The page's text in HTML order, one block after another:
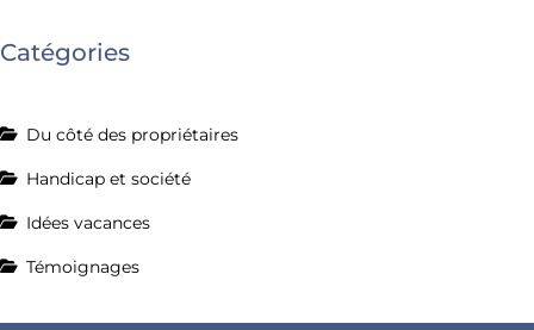
Catégories
Du côté des propriétaires
Handicap et société
Idées vacances
Témoignages